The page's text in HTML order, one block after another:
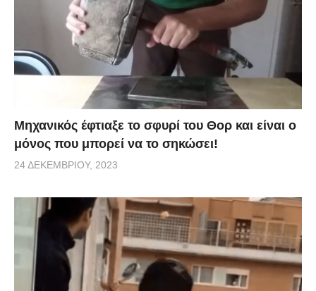
Μηχανικός έφτιαξε το σφυρί του Θορ και είναι ο
μόνος που μπορεί να το σηκώσει!
24 ΔΕΚΕΜΒΡΊΟΥ, 2023